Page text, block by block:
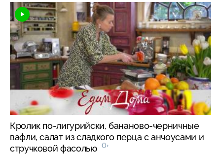
Кролик по-лигурийски, бананово-черничные
вафли, салат из сладкого перца с анчоусами и
стручковой фасолью 0+